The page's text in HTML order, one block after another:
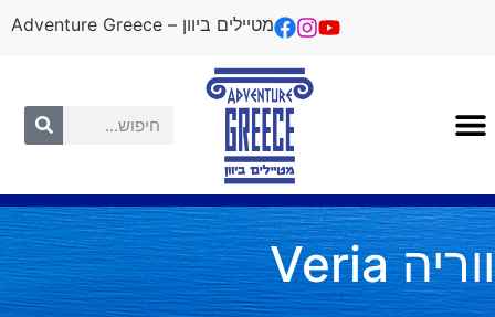
מטיילים ביוון – Adventure Greece
ווריה Veria